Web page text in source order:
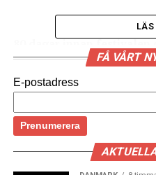
80 dagar innan festivalen
Roskildefestivalen i dag
Efter åtta år återvänder
med namn som Red Hot
Soundsystem. Bland de
finns Ghost och Silvana
danska Mø och Dizzy
den 25 juni och varar till
LÄS
FÅ VÅRT
E-postadress